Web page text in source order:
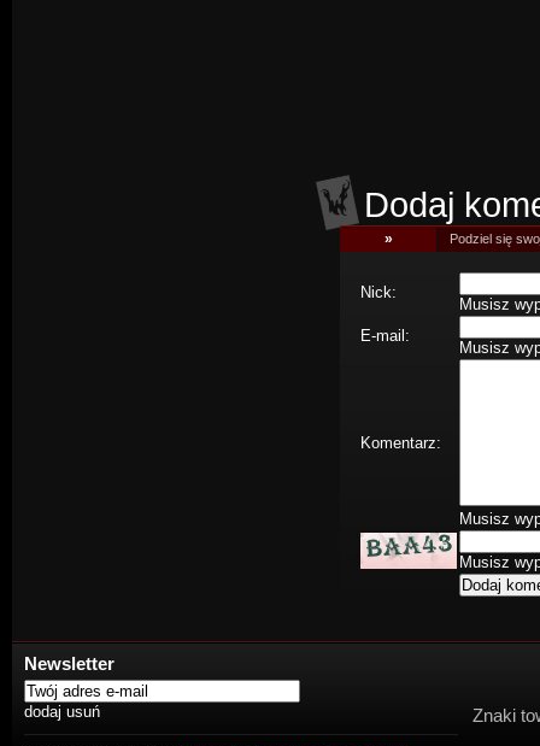
Dodaj
» Podziel się
Nick:
Musisz
E-mail:
Musisz
Komentarz:
Musisz
Musisz
Newsletter
Znaki